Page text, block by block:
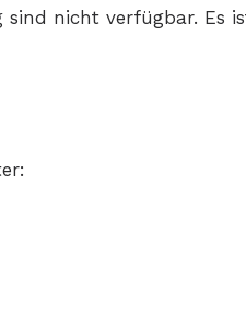
sind nicht verfügbar. Es